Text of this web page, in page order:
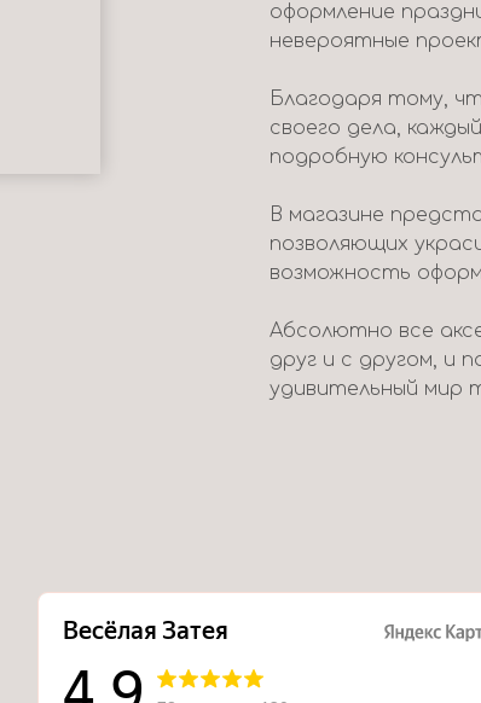
оформление
невероятные
Благодаря тому,
своего дела,
подробную
В магазине
позволяющих
возможность
Абсолютно все
друг и с другом, и
удивительный мир